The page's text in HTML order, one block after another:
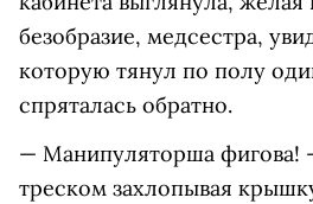
безобразие, медсестра,
которую тянул по полу
спряталась обратно.
— Манипуляторша фигова!
треском захлопывая